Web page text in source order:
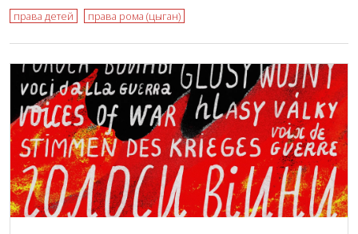
права детей права рома (цыган)